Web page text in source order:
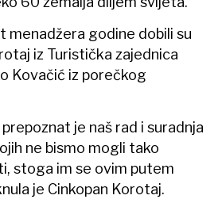
menadžera godine dobili su
iz Turistička zajednica
Kovačić iz porečkog
je naš rad i suradnja
ne bismo mogli tako
stoga im se ovim putem
je Cinkopan Korotaj.